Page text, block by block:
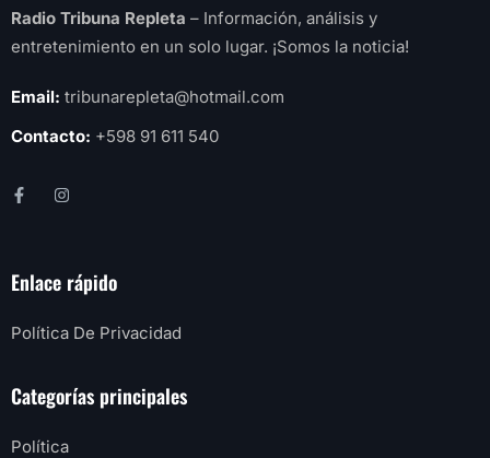
Radio Tribuna Repleta – Información, análisis y
entretenimiento en un solo lugar. ¡Somos la noticia!
Email: tribunarepleta@hotmail.com
Contacto: +598 91 611 540
Enlace rápido
Política De Privacidad
Categorías principales
Política